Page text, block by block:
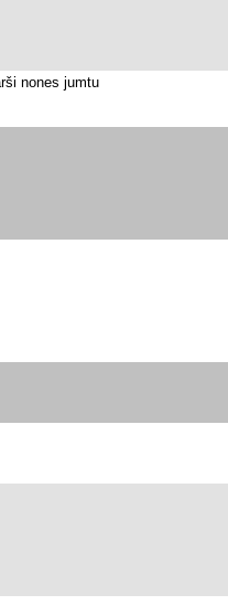
nones jumtu